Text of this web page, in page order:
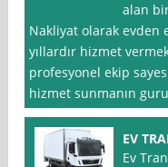
alan
Nakliyat olarak evden
yıllardır hizmet
profesyonel ekip
hizmet sunmanın
EV
Ev